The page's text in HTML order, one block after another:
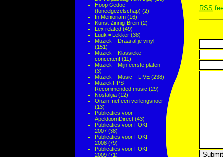
Hoop Gedoe
(toneelgezelschap) (2)
In Memoriam (16)
Kunst-Zinnig-Brein (2)
Lex related (49)
Luuk = Lekker (38)
Muziek – Draai al je vinyl
(151)
Muziek – Klassieke
concerten! (11)
Muziek – Mijn eerste platen
(3)
Muziek – Music – LIVE (238)
MuziekTIPS –
Recommended music (29)
Nostalgia (12)
Onzin met een verlengsnoer
(13)
Publicaties voor
ApeldoornDirect (43)
Publicaties voor FOK! –
2007 (38)
Publicaties voor FOK! –
2008 (79)
Publicaties voor FOK! –
2009 (71)
RSS